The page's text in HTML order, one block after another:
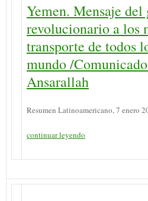
Yemen. Mensaje
revolucionario a los
transporte de todos
mundo /
Ansarallah
Resumen Latinoamericano, 7 enero
continuar leyendo